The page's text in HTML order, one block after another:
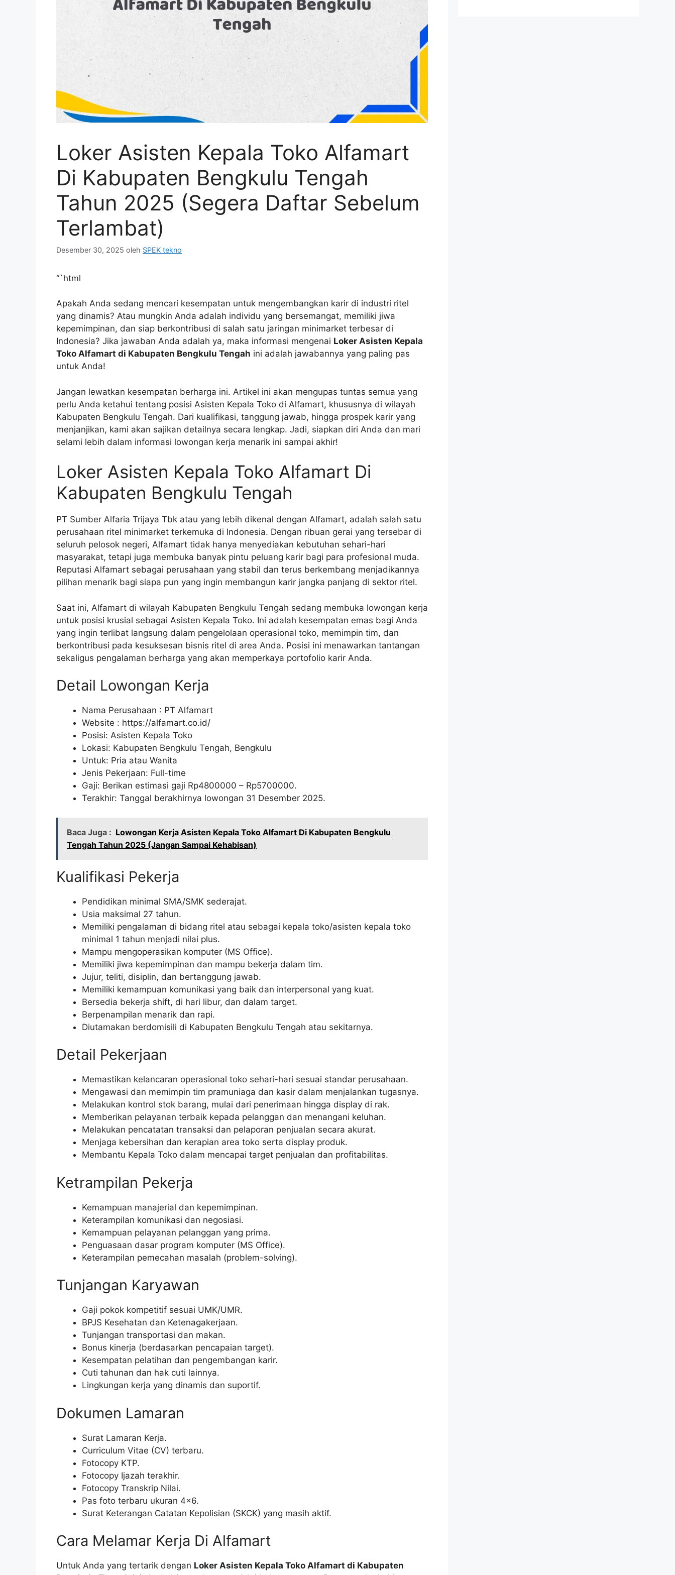
Loker Asisten Kepala Toko Alfamart
Di Kabupaten Bengkulu Tengah
Tahun 2025 (Segera Daftar Sebelum
Terlambat)
Desember 30, 2025 oleh SPEK tekno
“`html
Apakah Anda sedang mencari kesempatan untuk mengembangkan karir di industri ritel
yang dinamis? Atau mungkin Anda adalah individu yang bersemangat, memiliki jiwa
kepemimpinan, dan siap berkontribusi di salah satu jaringan minimarket terbesar di
Indonesia? Jika jawaban Anda adalah ya, maka informasi mengenai Loker Asisten Kepala
Toko Alfamart di Kabupaten Bengkulu Tengah ini adalah jawabannya yang paling pas
untuk Anda!
Jangan lewatkan kesempatan berharga ini. Artikel ini akan mengupas tuntas semua yang
perlu Anda ketahui tentang posisi Asisten Kepala Toko di Alfamart, khususnya di wilayah
Kabupaten Bengkulu Tengah. Dari kualifikasi, tanggung jawab, hingga prospek karir yang
menjanjikan, kami akan sajikan detailnya secara lengkap. Jadi, siapkan diri Anda dan mari
selami lebih dalam informasi lowongan kerja menarik ini sampai akhir!
Loker Asisten Kepala Toko Alfamart Di
Kabupaten Bengkulu Tengah
PT Sumber Alfaria Trijaya Tbk atau yang lebih dikenal dengan Alfamart, adalah salah satu
perusahaan ritel minimarket terkemuka di Indonesia. Dengan ribuan gerai yang tersebar di
seluruh pelosok negeri, Alfamart tidak hanya menyediakan kebutuhan sehari-hari
masyarakat, tetapi juga membuka banyak pintu peluang karir bagi para profesional muda.
Reputasi Alfamart sebagai perusahaan yang stabil dan terus berkembang menjadikannya
pilihan menarik bagi siapa pun yang ingin membangun karir jangka panjang di sektor ritel.
Saat ini, Alfamart di wilayah Kabupaten Bengkulu Tengah sedang membuka lowongan kerja
untuk posisi krusial sebagai Asisten Kepala Toko. Ini adalah kesempatan emas bagi Anda
yang ingin terlibat langsung dalam pengelolaan operasional toko, memimpin tim, dan
berkontribusi pada kesuksesan bisnis ritel di area Anda. Posisi ini menawarkan tantangan
sekaligus pengalaman berharga yang akan memperkaya portofolio karir Anda.
Detail Lowongan Kerja
Nama Perusahaan : PT Alfamart
Website : https://alfamart.co.id/
Posisi: Asisten Kepala Toko
Lokasi: Kabupaten Bengkulu Tengah, Bengkulu
Untuk: Pria atau Wanita
Jenis Pekerjaan: Full-time
Gaji: Berikan estimasi gaji Rp4800000 – Rp5700000.
Terakhir: Tanggal berakhirnya lowongan 31 Desember 2025.
Baca Juga : Lowongan Kerja Asisten Kepala Toko Alfamart Di Kabupaten Bengkulu
Tengah Tahun 2025 (Jangan Sampai Kehabisan)
Kualifikasi Pekerja
Pendidikan minimal SMA/SMK sederajat.
Usia maksimal 27 tahun.
Memiliki pengalaman di bidang ritel atau sebagai kepala toko/asisten kepala toko
minimal 1 tahun menjadi nilai plus.
Mampu mengoperasikan komputer (MS Office).
Memiliki jiwa kepemimpinan dan mampu bekerja dalam tim.
Jujur, teliti, disiplin, dan bertanggung jawab.
Memiliki kemampuan komunikasi yang baik dan interpersonal yang kuat.
Bersedia bekerja shift, di hari libur, dan dalam target.
Berpenampilan menarik dan rapi.
Diutamakan berdomisili di Kabupaten Bengkulu Tengah atau sekitarnya.
Detail Pekerjaan
Memastikan kelancaran operasional toko sehari-hari sesuai standar perusahaan.
Mengawasi dan memimpin tim pramuniaga dan kasir dalam menjalankan tugasnya.
Melakukan kontrol stok barang, mulai dari penerimaan hingga display di rak.
Memberikan pelayanan terbaik kepada pelanggan dan menangani keluhan.
Melakukan pencatatan transaksi dan pelaporan penjualan secara akurat.
Menjaga kebersihan dan kerapian area toko serta display produk.
Membantu Kepala Toko dalam mencapai target penjualan dan profitabilitas.
Ketrampilan Pekerja
Kemampuan manajerial dan kepemimpinan.
Keterampilan komunikasi dan negosiasi.
Kemampuan pelayanan pelanggan yang prima.
Penguasaan dasar program komputer (MS Office).
Keterampilan pemecahan masalah (problem-solving).
Tunjangan Karyawan
Gaji pokok kompetitif sesuai UMK/UMR.
BPJS Kesehatan dan Ketenagakerjaan.
Tunjangan transportasi dan makan.
Bonus kinerja (berdasarkan pencapaian target).
Kesempatan pelatihan dan pengembangan karir.
Cuti tahunan dan hak cuti lainnya.
Lingkungan kerja yang dinamis dan suportif.
Dokumen Lamaran
Surat Lamaran Kerja.
Curriculum Vitae (CV) terbaru.
Fotocopy KTP.
Fotocopy Ijazah terakhir.
Fotocopy Transkrip Nilai.
Pas foto terbaru ukuran 4×6.
Surat Keterangan Catatan Kepolisian (SKCK) yang masih aktif.
Cara Melamar Kerja Di Alfamart
Untuk Anda yang tertarik dengan Loker Asisten Kepala Toko Alfamart di Kabupaten